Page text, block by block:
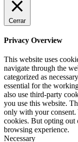
Cerrar
Privacy Overview
This website uses
navigate through the
categorized as
essential for the
also use third-party
you use this website.
only with your consent.
cookies. But opting out
browsing experience.
Necessary